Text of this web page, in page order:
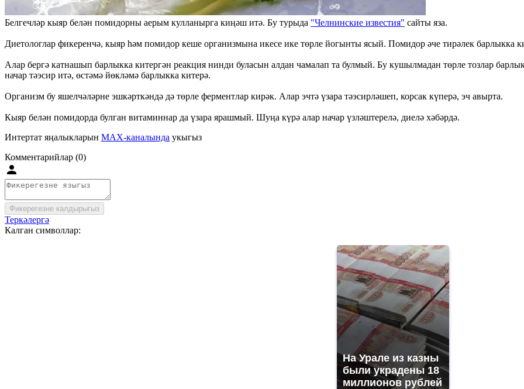
Белгечләр кыяр белән помидорны аерым кулланырга киңәш итә. Бу турыда "Челнинские известия" сайты яза.
Диетологлар фикеренчә, кыяр һәм помидор кеше организмына икесе ике төрле йогынты ясый. Помидор әче тирәлек барлыкка
Алар бергә катнашып барлыкка китергән реакция нинди буласын алдан чамалап та булмый. Бу кушылмадан төрле тозлар
начар тәэсир итә, өстәмә йөкләмә барлыкка китерә.
Организм бу яшелчәләрне эшкәрткәндә дә төрле ферментлар кирәк. Алар эчтә үзара тәэсирләшеп, корсак күперә, эч авырта.
Кыяр белән помидорда булган витаминнар да үзара ярашмый. Шуңа күрә алар начар үзләштерелә, диелә хәбәрдә.
Интертат яңалыкларын MAX-каналында укыгыз
Комментарийлар (0)
Фикерегезне калдырыгыз
Теркәлергә
Калган символлар:
На Урале из казны
были украдены 18
миллионов рублей